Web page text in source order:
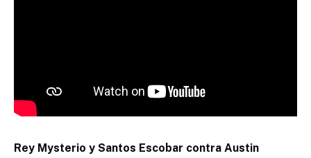
Rey Mysterio y Santos Escobar contra Austin